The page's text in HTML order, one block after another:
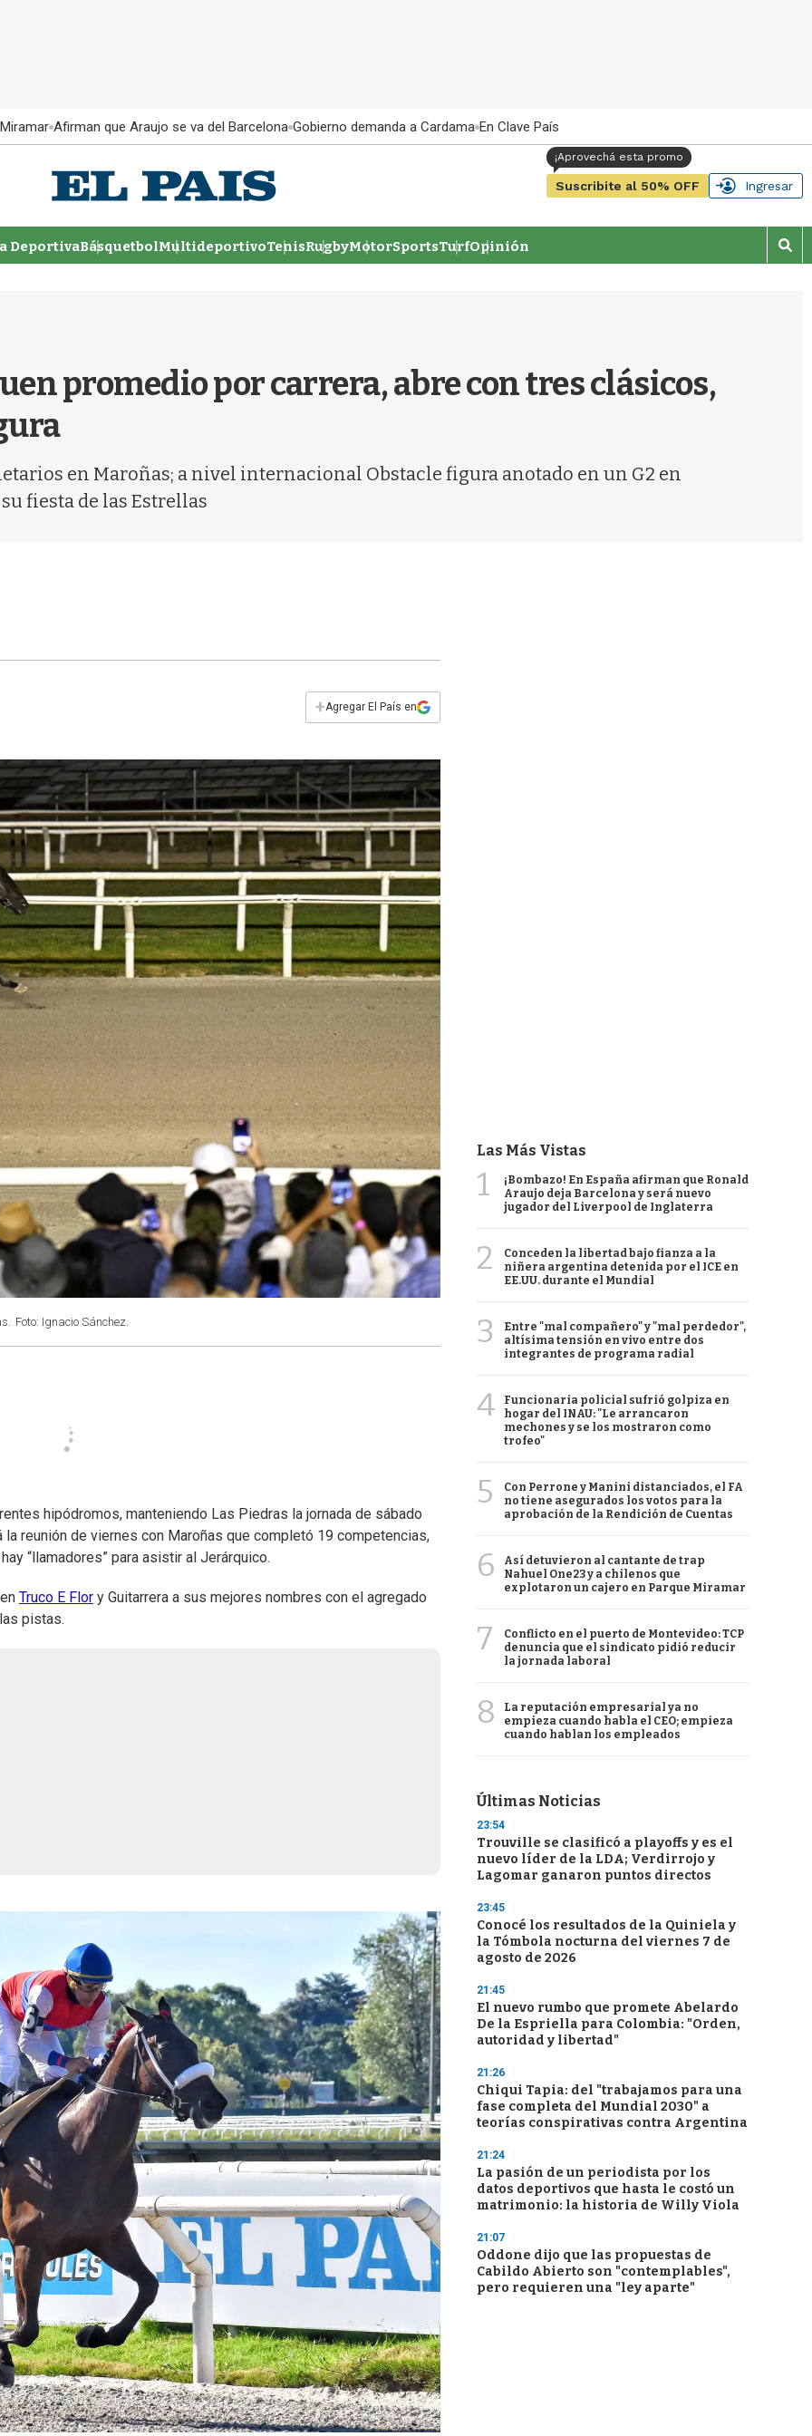
Afirman que Araujo se va del Barcelona Gobierno demanda a Cardama En Clave País
Suscribite al 50% OFF Ingresar
DeportivaBásquetbolMultideportivoTenisRugbyMotorSportsTurfOpinión
M
o
promedio por carrera, abre con tres clásicos,
en Maroñas; a nivel internacional Obstacle figura anotado en un G2 en
fiesta de las Estrellas
+Agregar El País en
Foto: Ignacio Sánchez.
hipódromos, manteniendo Las Piedras la jornada de sábado
reunión de viernes con Maroñas que completó 19 competencias,
“llamadores” para asistir al Jerárquico.
Truco E Flor y Guitarrera a sus mejores nombres con el agregado
pistas.
Las Más Vistas
1
¡Bombazo! En España afirman que Ronald
Araujo deja Barcelona y será nuevo
jugador del Liverpool de Inglaterra
2
Conceden la libertad bajo fianza a la
niñera argentina detenida por el ICE en
EE.UU. durante el Mundial
3
Entre "mal compañero" y "mal perdedor",
altísima tensión en vivo entre dos
integrantes de programa radial
4
Funcionaria policial sufrió golpiza en
hogar del INAU: "Le arrancaron
mechones y se los mostraron como
trofeo"
5
Con Perrone y Manini distanciados, el FA
no tiene asegurados los votos para la
aprobación de la Rendición de Cuentas
6
Así detuvieron al cantante de trap
Nahuel One23 y a chilenos que
explotaron un cajero en Parque Miramar
7
Conflicto en el puerto de Montevideo: TCP
denuncia que el sindicato pidió reducir
la jornada laboral
8
La reputación empresarial ya no
empieza cuando habla el CEO; empieza
cuando hablan los empleados
Últimas Noticias
23:54
Trouville se clasificó a playoffs y es el
nuevo líder de la LDA; Verdirrojo y
Lagomar ganaron puntos directos
23:45
Conocé los resultados de la Quiniela y
la Tómbola nocturna del viernes 7 de
agosto de 2026
21:45
El nuevo rumbo que promete Abelardo
De la Espriella para Colombia: "Orden,
autoridad y libertad"
21:26
Chiqui Tapia: del "trabajamos para una
fase completa del Mundial 2030" a
teorías conspirativas contra Argentina
21:24
La pasión de un periodista por los
datos deportivos que hasta le costó un
matrimonio: la historia de Willy Viola
21:07
Oddone dijo que las propuestas de
Cabildo Abierto son "contemplables",
pero requieren una "ley aparte"